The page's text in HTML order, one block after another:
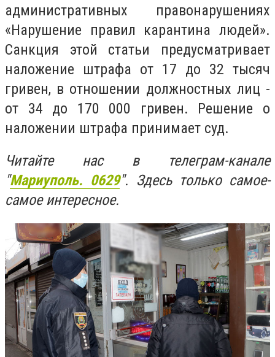
административных правонарушениях
«Нарушение правил карантина людей».
Санкция этой статьи предусматривает
наложение штрафа от 17 до 32 тысяч
гривен, в отношении должностных лиц -
от 34 до 170 000 гривен. Решение о
наложении штрафа принимает суд.
Читайте нас в телеграм-канале
"Мариуполь. 0629". Здесь только самое-
самое интересное.